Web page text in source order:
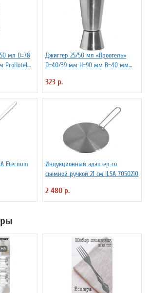
мл D=78
ProHotel
Джиггер 25/50 мл «Проотель»
D=40/39 мм H=90 мм B=40 мм
323 р.
Eternum
Индукционный адаптер со
сьемной ручкой 21 см ILSA 7050210
2 480 р.